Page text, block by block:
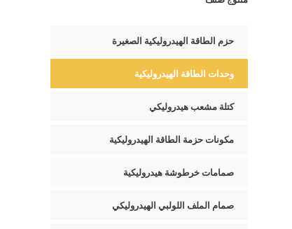
حزم الطاقة الهيدروليكية الصغيرة
وحدات الطاقة الهيدروليكية
كتلة مشعب هيدروليكي
مكونات حزمة الطاقة الهيدروليكية
صمامات خرطوشة هيدروليكية
صمام الملف اللولبي الهيدروليكي